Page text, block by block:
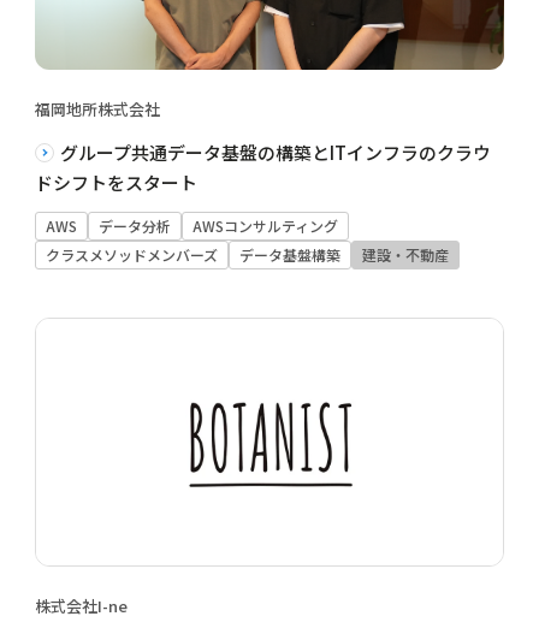
福岡地所株式会社
グループ共通データ基盤の構築とITインフラのクラウ
ドシフトをスタート
AWS データ分析
AWSコンサルティング
クラスメソッドメンバーズ
データ基盤構築 建設・不動産
株式会社I-ne